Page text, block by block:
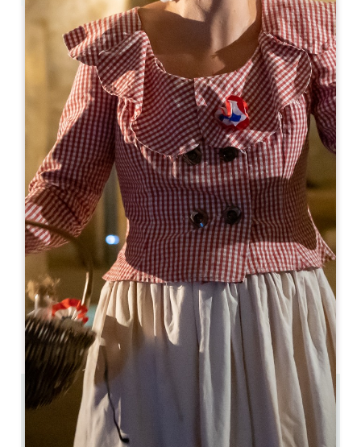
8€
Château Champion
Château Champion 762 Route de Champion
33330 SAINT-CHRISTOPHE-DES-BARDES
06 09 11 53 48
info@chateau-champion.com
开幕月份
二 三 四 五 六 七 八 九 十 十 十
开幕日
隆
AM
星
PM
星
AM
PM
星
PM
AM
PM
星
AM
星
2.9 km
1h